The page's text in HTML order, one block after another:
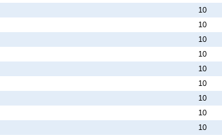
10
10
10
10
10
10
10
10
10